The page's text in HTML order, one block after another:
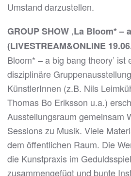
Umstand darzustellen.
GROUP SHOW ‚La Bloom* –
(LIVESTREAM&ONLINE
Bloom* – a big bang theory’ ist
disziplinäre
KünstlerInnen (z.B. Nils
Thomas Bo Eriksson u.a.)
Ausstellungsraum gemeinsam
Sessions zu Musik. Viele
dem öffentlichen Raum. Die
die Kunstpraxis im
zusammengefügt und bunte